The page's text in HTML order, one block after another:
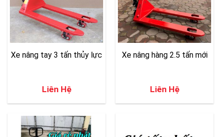
Xe nâng tay 3 tấn thủy lực
Liên Hệ
Xe nâng hàng 2.5 tấn mới
Liên Hệ